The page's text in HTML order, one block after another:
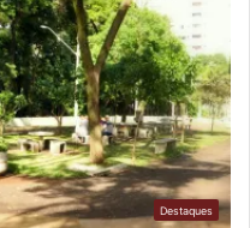
Destaques